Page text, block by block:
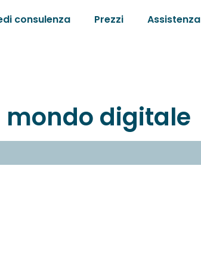
consulenza Prezzi Assistenza
mondo digitale